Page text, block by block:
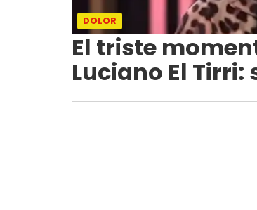
DOLOR
El triste
Luciano El